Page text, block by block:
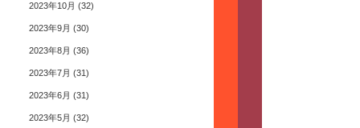
2023年10月 (32)
2023年9月 (30)
2023年8月 (36)
2023年7月 (31)
2023年6月 (31)
2023年5月 (32)